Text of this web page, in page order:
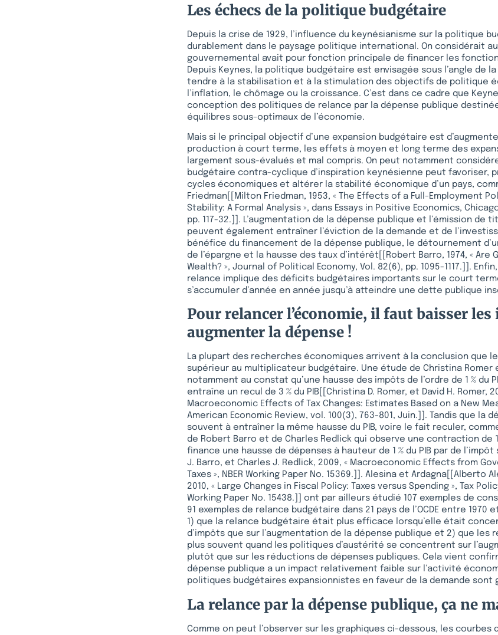
Les échecs de la politique budgétaire
Depuis la crise de 1929, l’influence du keynésianisme sur la politique
durablement dans le paysage politique international. On considérait
gouvernemental avait pour fonction principale de financer les
Depuis Keynes, la politique budgétaire est envisagée sous l’angle de
tendre à la stabilisation et à la stimulation des objectifs de politique
l’inflation, le chômage ou la croissance. C’est dans ce cadre que
conception des politiques de relance par la dépense publique
équilibres sous-optimaux de l’économie.
Mais si le principal objectif d’une expansion budgétaire est
production à court terme, les effets à moyen et long terme des
largement sous-évalués et mal compris. On peut notamment
budgétaire contra-cyclique d’inspiration keynésienne peut favoriser,
cycles économiques et altérer la stabilité économique d’un pays,
Friedman[[Milton Friedman, 1953, « The Effects of a Full-Employment
Stability: A Formal Analysis », dans Essays in Positive Economics,
pp. 117-32.]]. L’augmentation de la dépense publique et l’émission de
peuvent également entraîner l’éviction de la demande et de
bénéfice du financement de la dépense publique, le détournement
de l’épargne et la hausse des taux d’intérêt[[Robert Barro, 1974, « Are
Wealth? », Journal of Political Economy, Vol. 82(6), pp. 1095-1117.]].
relance implique des déficits budgétaires importants sur le court
s’accumuler d’année en année jusqu’à atteindre une dette publique
Pour relancer l’économie, il faut baisser
augmenter la dépense !
La plupart des recherches économiques arrivent à la conclusion que
supérieur au multiplicateur budgétaire. Une étude de Christina Romer
notamment au constat qu’une hausse des impôts de l’ordre de 1 % du
entraîne un recul de 3 % du PIB[[Christina D. Romer, et David H. Romer,
Macroeconomic Effects of Tax Changes: Estimates Based on a New
American Economic Review, vol. 100(3), 763-801, Juin.]]. Tandis que la
souvent à entraîner la même hausse du PIB, voire le fait reculer,
de Robert Barro et de Charles Redlick qui observe une contraction de
finance une hausse de dépenses à hauteur de 1 % du PIB par de
J. Barro, et Charles J. Redlick, 2009, « Macroeconomic Effects from
Taxes », NBER Working Paper No. 15369.]]. Alesina et Ardagna[[Alberto
2010, « Large Changes in Fiscal Policy: Taxes versus Spending », Tax
Working Paper No. 15438.]] ont par ailleurs étudié 107 exemples de
91 exemples de relance budgétaire dans 21 pays de l’OCDE entre 1970
1) que la relance budgétaire était plus efficace lorsqu’elle était
d’impôts que sur l’augmentation de la dépense publique et 2) que les
plus souvent quand les politiques d’austérité se concentrent sur
plutôt que sur les réductions de dépenses publiques. Cela vient
dépense publique a un impact relativement faible sur l’activité
politiques budgétaires expansionnistes en faveur de la demande sont
La relance par la dépense publique, ça ne
Comme on peut l’observer sur les graphiques ci-dessous, les courbes